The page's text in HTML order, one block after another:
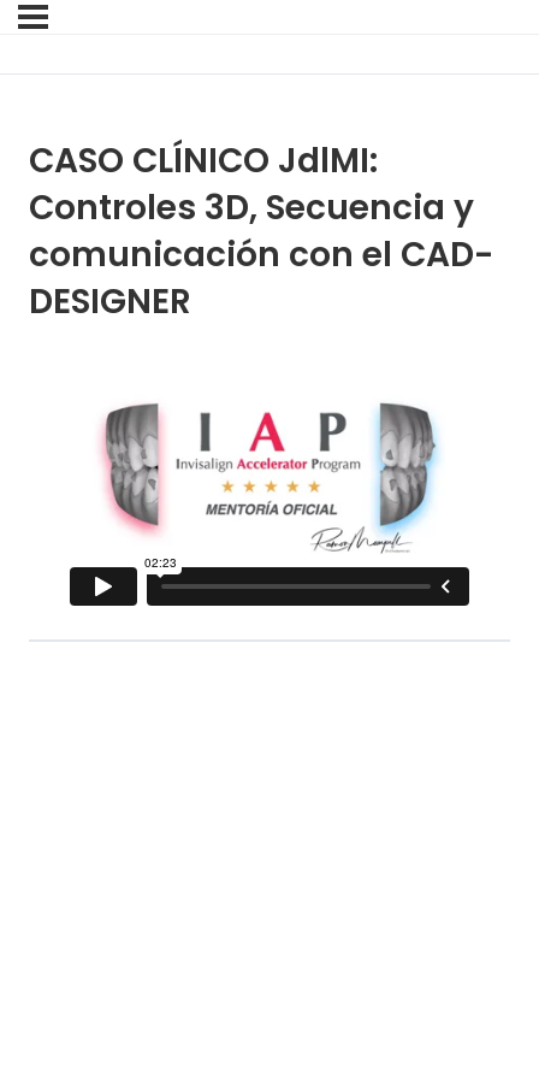
CASO CLÍNICO JdlMI:
Controles 3D, Secuencia y
comunicación con el CAD-
DESIGNER